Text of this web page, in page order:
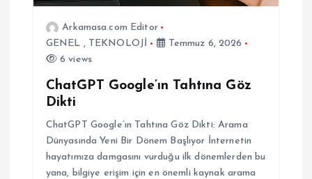
Arkamasa.com Editor
GENEL , TEKNOLOJİ
Temmuz 6, 2026
6 views
ChatGPT Google’ın Tahtına Göz
Dikti
ChatGPT Google’ın Tahtına Göz Dikti: Arama
Dünyasında Yeni Bir Dönem Başlıyor İnternetin
hayatımıza damgasını vurduğu ilk dönemlerden bu
yana, bilgiye erişim için en önemli kaynak arama